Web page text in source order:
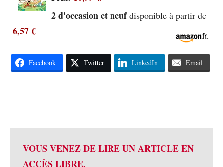
2 d'occasion et neufdisponible à partir de
6,57 €
Facebook Twitter LinkedIn Email
VOUS VENEZ DE LIRE UN ARTICLE EN
ACCÈS LIBRE.